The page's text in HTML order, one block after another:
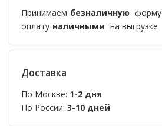
Принимаем безналичную
оплату наличными на выгрузке
Доставка
По Москве: 1-2 дня
По России: 3-10 дней